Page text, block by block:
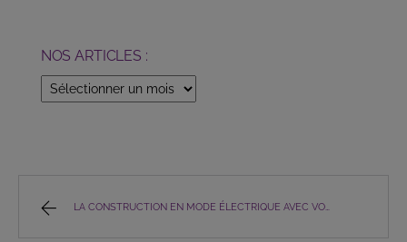
NOS ARTICLES :
NOS
LA CONSTRUCTION EN MODE ÉLECTRIQUE AVEC VOLVO